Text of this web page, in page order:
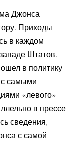
Джонса
Приходы
в каждом
Штатов.
в политику
самыми
«левого»
в прессе
сведения,
с самой